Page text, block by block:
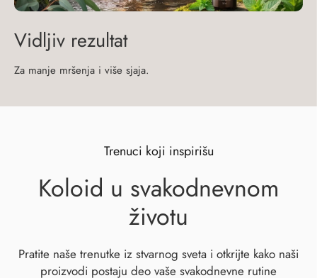
Vidljiv rezultat
Za manje mršenja i više sjaja.
Trenuci koji inspirišu
Koloid u svakodnevnom
životu
Pratite naše trenutke iz stvarnog sveta i otkrijte kako naši
proizvodi postaju deo vaše svakodnevne rutine